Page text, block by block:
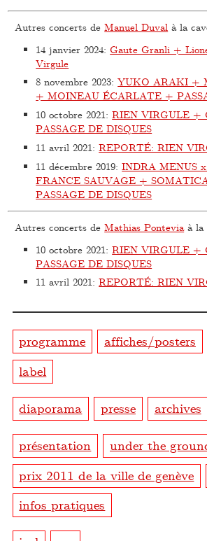
Autres concerts deManuel Duval à la
14 janvier 2024:Gaute Granli +
Virgule
8 novembre 2023:YUKO ARAKI +
+ MOINEAU ÉCARLATE +
10 octobre 2021:RIEN VIRGULE +
PASSAGE DE DISQUES
11 avril 2021:REPORTÉ: RIEN
11 décembre 2019:INDRA MENUS
FRANCE SAUVAGE +
PASSAGE DE DISQUES
Autres concerts deMathias Ponteviaà la
10 octobre 2021:RIEN VIRGULE +
PASSAGE DE DISQUES
11 avril 2021:REPORTÉ: RIEN
programme affiches/posters
label
diaporama presse archives
présentation
under the
prix 2011 de la ville de genève
infos pratiques